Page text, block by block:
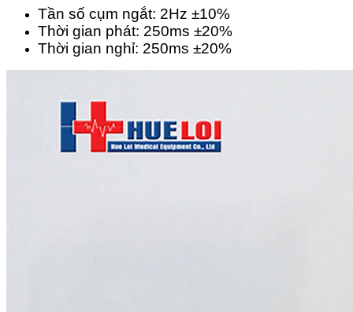
Tần số cụm ngắt: 2Hz ±10%
Thời gian phát: 250ms ±20%
Thời gian nghỉ: 250ms ±20%